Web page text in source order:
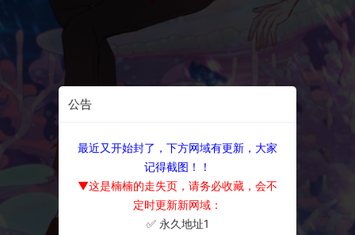
公告
最近又开始封了，下方网域有更新，大家
记得截图！！
▼这是楠楠的走失页，请务必收藏，会不
定时更新新网域：
✅ 永久地址1